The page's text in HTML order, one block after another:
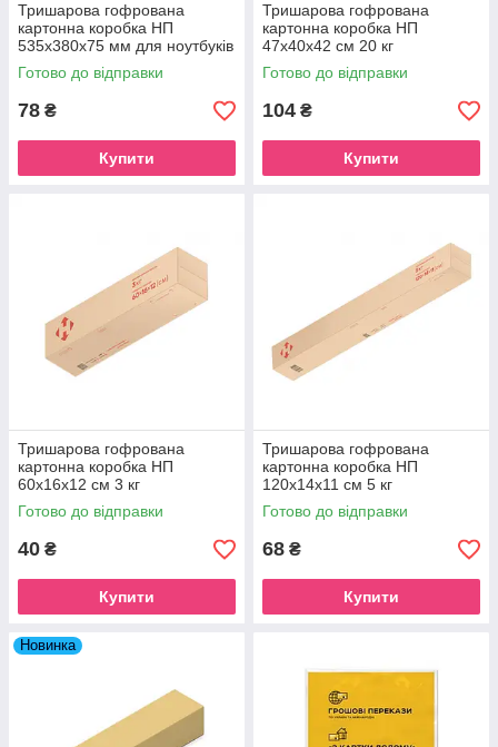
Тришарова гофрована
картонна коробка НП
535х380х75 мм для ноутбуків
Готово до відправки
78 ₴
Купити
Тришарова гофрована
картонна коробка НП
47х40х42 см 20 кг
Готово до відправки
104 ₴
Купити
Тришарова гофрована
картонна коробка НП
60х16х12 см 3 кг
Готово до відправки
40 ₴
Купити
Тришарова гофрована
картонна коробка НП
120х14х11 см 5 кг
Готово до відправки
68 ₴
Купити
Новинка